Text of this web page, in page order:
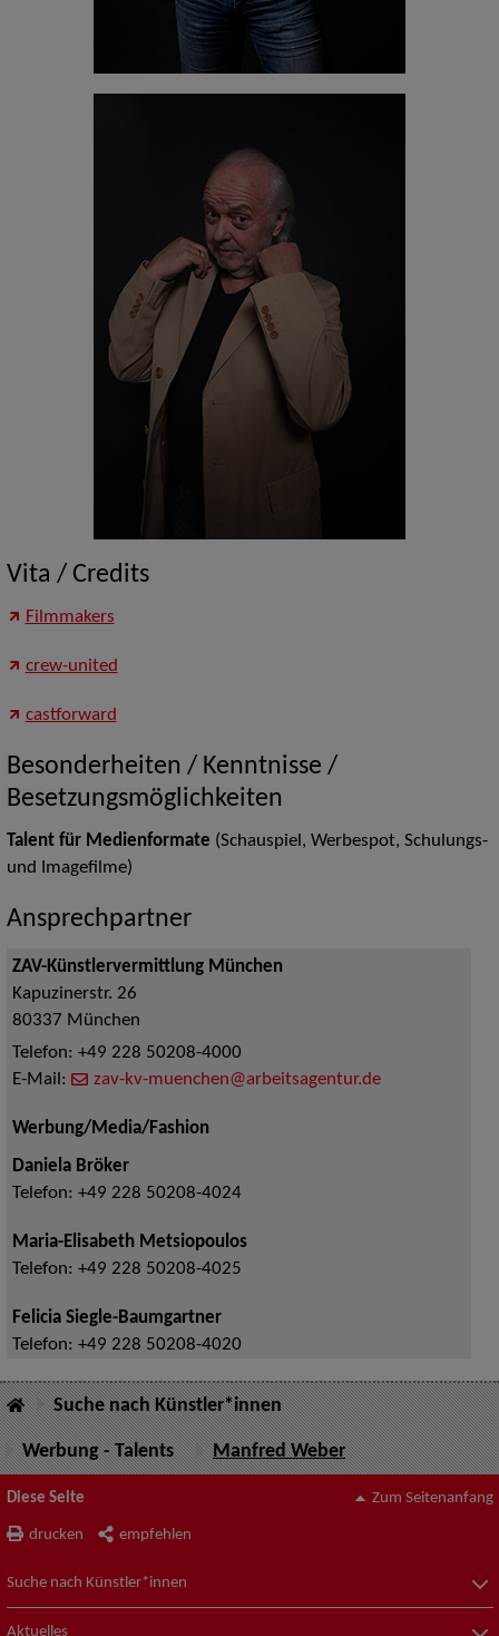
Vita / Credits
Filmmakers
crew-united
castforward
Besonderheiten / Kenntnisse /
Besetzungsmöglichkeiten
Talent für Medienformate (Schauspiel, Werbespot, Schulungs-
und Imagefilme)
Ansprechpartner
ZAV-Künstlervermittlung München
Kapuzinerstr. 26
80337 München
Telefon: +49 228 50208-4000
E-Mail:
zav-kv-muenchen@arbeitsagentur.de
Werbung/Media/Fashion
Daniela Bröker
Telefon: +49 228 50208-4024
Maria-Elisabeth Metsiopoulos
Telefon: +49 228 50208-4025
Felicia Siegle-Baumgartner
Telefon: +49 228 50208-4020
Suche nach Künstler*innen
Werbung - Talents Manfred Weber
Diese Seite
drucken empfehlen
Zum Seitenanfang
Suche nach Künstler*innen
Aktuelles